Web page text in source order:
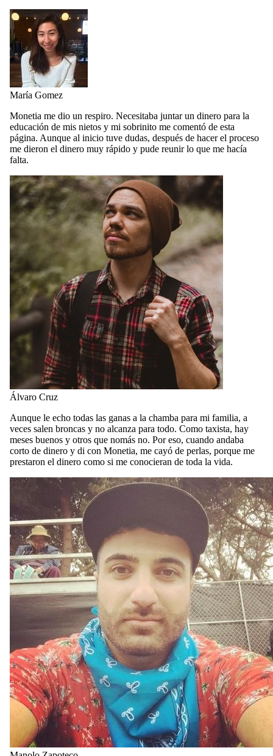
María Gomez
Monetia me dio un respiro. Necesitaba juntar un dinero para la
educación de mis nietos y mi sobrinito me comentó de esta
página. Aunque al inicio tuve dudas, después de hacer el proceso
me dieron el dinero muy rápido y pude reunir lo que me hacía
falta.
Álvaro Cruz
Aunque le echo todas las ganas a la chamba para mi familia, a
veces salen broncas y no alcanza para todo. Como taxista, hay
meses buenos y otros que nomás no. Por eso, cuando andaba
corto de dinero y di con Monetia, me cayó de perlas, porque me
prestaron el dinero como si me conocieran de toda la vida.